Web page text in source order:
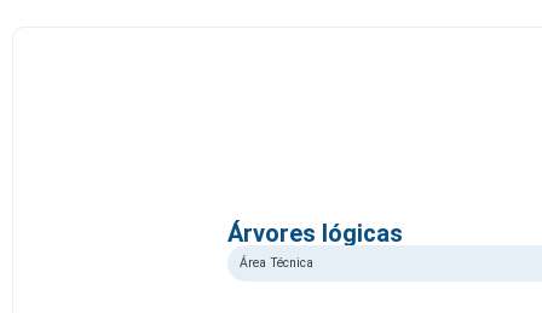
Árvores lógicas
Área Técnica